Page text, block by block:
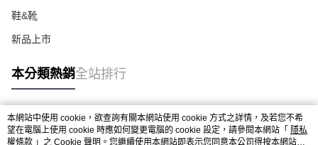
鞋&靴
新品上市
本分類熱銷全站排行
熱門標籤
本網站中使用 cookie，欲查詢有關本網站使用 cookie 方式之詳情，及若您不希
望在電腦上使用 cookie 時應如何變更電腦的 cookie 設定，請參閱本網站「 隱私
權條款 」之 Cookie 聲明。您繼續使用本網站即表示您同意本公司得按本網站使